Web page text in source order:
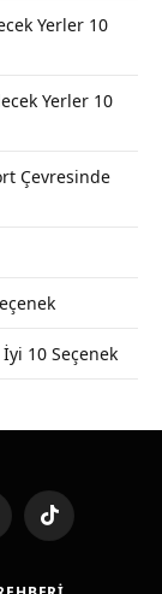
Yerler 10
Yerler 10
Çevresinde
10 Seçenek
TikTok